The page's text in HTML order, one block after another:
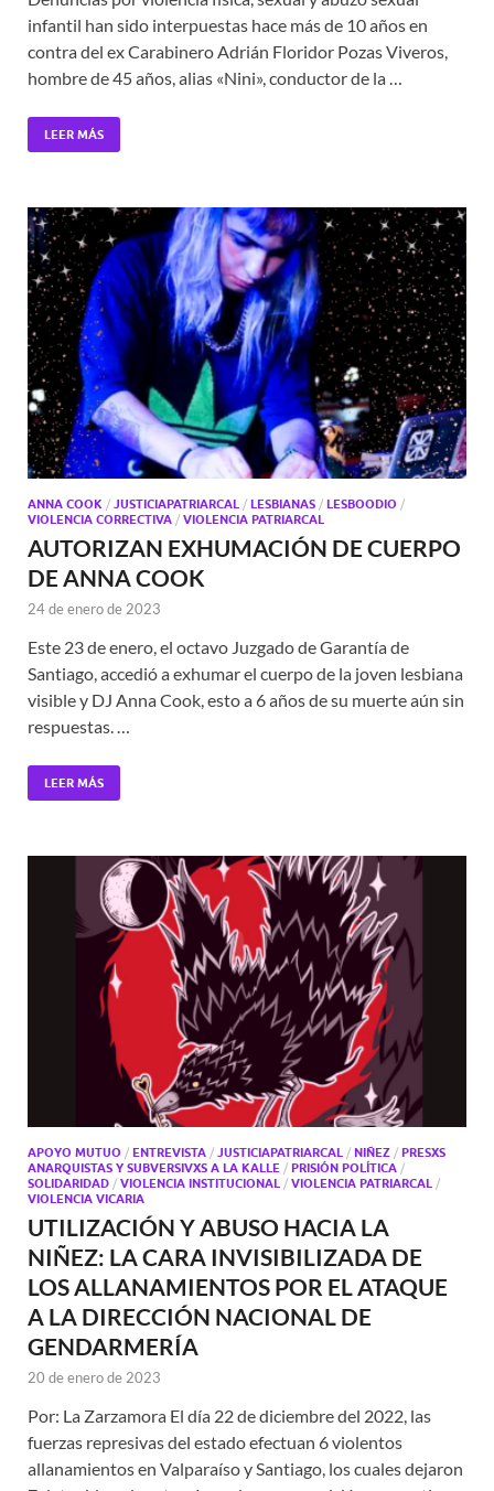
infantil han sido interpuestas hace más de 10 años en
contra del ex Carabinero Adrián Floridor Pozas Viveros,
hombre de 45 años, alias «Nini», conductor de la …
LEER MÁS
ANNA COOK / JUSTICIAPATRIARCAL / LESBIANAS / LESBOODIO /
VIOLENCIA CORRECTIVA / VIOLENCIA PATRIARCAL
AUTORIZAN EXHUMACIÓN DE CUERPO
DE ANNA COOK
24 de enero de 2023
Este 23 de enero, el octavo Juzgado de Garantía de
Santiago, accedió a exhumar el cuerpo de la joven lesbiana
visible y DJ Anna Cook, esto a 6 años de su muerte aún sin
respuestas. …
LEER MÁS
APOYO MUTUO / ENTREVISTA / JUSTICIAPATRIARCAL / NIÑEZ / PRESXS
ANARQUISTAS Y SUBVERSIVXS A LA KALLE / PRISIÓN POLÍTICA /
SOLIDARIDAD / VIOLENCIA INSTITUCIONAL / VIOLENCIA PATRIARCAL /
VIOLENCIA VICARIA
UTILIZACIÓN Y ABUSO HACIA LA
NIÑEZ: LA CARA INVISIBILIZADA DE
LOS ALLANAMIENTOS POR EL ATAQUE
A LA DIRECCIÓN NACIONAL DE
GENDARMERÍA
20 de enero de 2023
Por: La Zarzamora El día 22 de diciembre del 2022, las
fuerzas represivas del estado efectuan 6 violentos
allanamientos en Valparaíso y Santiago, los cuales dejaron